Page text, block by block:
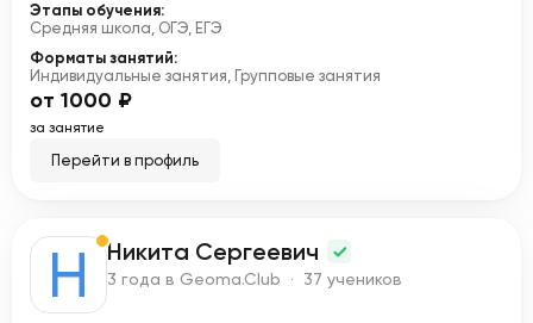
Этапы обучения:
Средняя школа, ОГЭ, ЕГЭ
Форматы занятий:
Индивидуальные занятия, Групповые занятия
от 1000 ₽
за занятие
Перейти в профиль
Н Никита Сергеевич
3 года в Geoma.Club · 37 учеников